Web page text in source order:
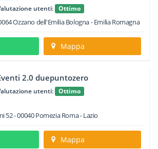
utenti:
Ottimo
Ozzano dell'EmiliaBologna -Emilia Romagna
Mappa
2.0 duepuntozero
utenti: Ottimo
52-00040PomeziaRoma -Lazio
Mappa